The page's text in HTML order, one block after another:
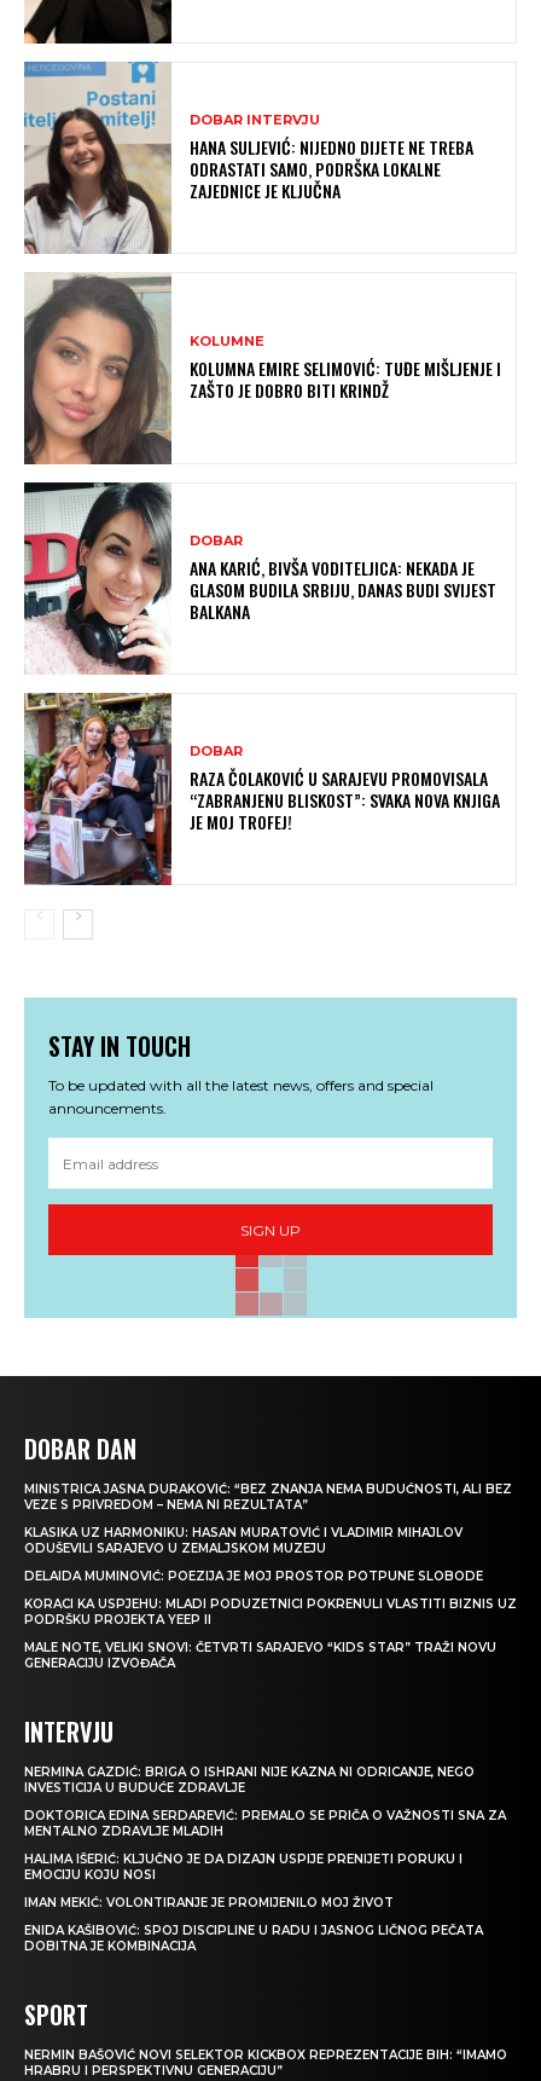
DOBAR INTERVJU
HANA SULJEVIĆ: NIJEDNO DIJETE NE TREBA
ODRASTATI SAMO, PODRŠKA LOKALNE
ZAJEDNICE JE KLJUČNA
KOLUMNE
KOLUMNA EMIRE SELIMOVIĆ: TUĐE MIŠLJENJE I
ZAŠTO JE DOBRO BITI KRINDŽ
DOBAR
ANA KARIĆ, BIVŠA VODITELJICA: NEKADA JE
GLASOM BUDILA SRBIJU, DANAS BUDI SVIJEST
BALKANA
DOBAR
RAZA ČOLAKOVIĆ U SARAJEVU PROMOVISALA
“ZABRANJENU BLISKOST”: SVAKA NOVA KNJIGA
JE MOJ TROFEJ!
STAY IN TOUCH
To be updated with all the latest news, offers and special
announcements.
SIGN UP
DOBAR DAN
MINISTRICA JASNA DURAKOVIĆ: “BEZ ZNANJA NEMA BUDUĆNOSTI, ALI BEZ
VEZE S PRIVREDOM – NEMA NI REZULTATA”
KLASIKA UZ HARMONIKU: HASAN MURATOVIĆ I VLADIMIR MIHAJLOV
ODUŠEVILI SARAJEVO U ZEMALJSKOM MUZEJU
DELAIDA MUMINOVIĆ: POEZIJA JE MOJ PROSTOR POTPUNE SLOBODE
KORACI KA USPJEHU: MLADI PODUZETNICI POKRENULI VLASTITI BIZNIS UZ
PODRŠKU PROJEKTA YEEP II
MALE NOTE, VELIKI SNOVI: ČETVRTI SARAJEVO “KIDS STAR” TRAŽI NOVU
GENERACIJU IZVOĐAČA
INTERVJU
NERMINA GAZDIĆ: BRIGA O ISHRANI NIJE KAZNA NI ODRICANJE, NEGO
INVESTICIJA U BUDUĆE ZDRAVLJE
DOKTORICA EDINA SERDAREVIĆ: PREMALO SE PRIČA O VAŽNOSTI SNA ZA
MENTALNO ZDRAVLJE MLADIH
HALIMA IŠERIĆ: KLJUČNO JE DA DIZAJN USPIJE PRENIJETI PORUKU I
EMOCIJU KOJU NOSI
IMAN MEKIĆ: VOLONTIRANJE JE PROMIJENILO MOJ ŽIVOT
ENIDA KAŠIBOVIĆ: SPOJ DISCIPLINE U RADU I JASNOG LIČNOG PEČATA
DOBITNA JE KOMBINACIJA
SPORT
NERMIN BAŠOVIĆ NOVI SELEKTOR KICKBOX REPREZENTACIJE BIH: “IMAMO
HRABRU I PERSPEKTIVNU GENERACIJU”